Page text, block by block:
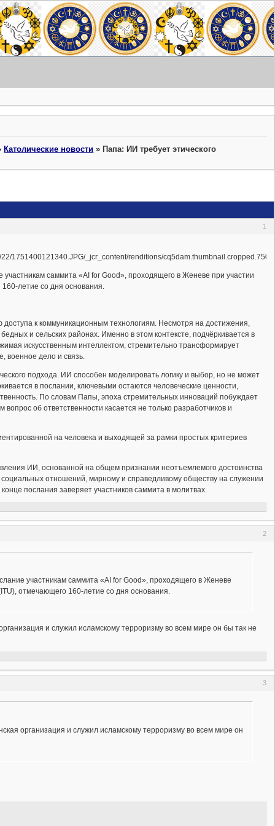
Католические новости »Папа: ИИ требует этического
1
саммита «AI for Good», проходящего в Женеве при участии
летие со дня основания.
к коммуникационным технологиям. Несмотря на достижения,
и сельских районах. Именно в этом контексте, подчёркивается в
искусственным интеллектом, стремительно трансформирует
военное дело и связь.
подхода. ИИ способен моделировать логику и выбор, но не может
в послании, ключевыми остаются человеческие ценности,
По словам Папы, эпоха стремительных инноваций побуждает
об ответственности касается не только разработчиков и
на человека и выходящей за рамки простых критериев
ИИ, основанной на общем признании неотъемлемого достоинства
отношений, мирному и справедливому обществу на служении
послания заверяет участников саммита в молитвах.
2
участникам саммита «AI for Good», проходящего в Женеве
отмечающего 160-летие со дня основания.
и служил исламскому терроризму во всем мире он бы так не
3
организация и служил исламскому терроризму во всем мире он